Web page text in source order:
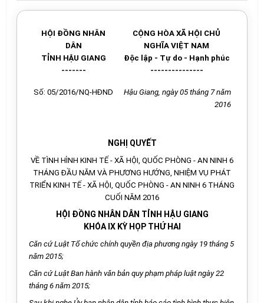
HỘI ĐỒNG NHÂN
DÂN
TỈNH HẬU GIANG
-------
CỘNG HÒA XÃ HỘI CHỦ
NGHĨA VIỆT NAM
Độc lập - Tự do - Hạnh phúc
---------------
Số: 05/2016/NQ-HĐND Hậu Giang, ngày05tháng7năm
2016
NGHỊ QUYẾT
VỀ TÌNH HÌNH KINH TẾ - XÃ HỘI, QUỐC PHÒNG - AN NINH 6
THÁNG ĐẦU NĂM VÀ PHƯƠNG HƯỚNG, NHIỆM VỤ PHÁT
TRIỂN KINH TẾ - XÃ HỘI, QUỐC PHÒNG - AN NINH 6 THÁNG
CUỐI NĂM 2016
HỘI ĐỒNG NHÂN DÂN TỈNH HẬU GIANG
KHÓA IX KỲ HỌP THỨ HAI
Căn cứ Luật Tổchức chính quyền địa phương ngày 19 tháng 5
năm 2015;
Căn cứ Luật Ban hành văn bản quyphạm pháp luật ngày 22
tháng 6 năm 2015;